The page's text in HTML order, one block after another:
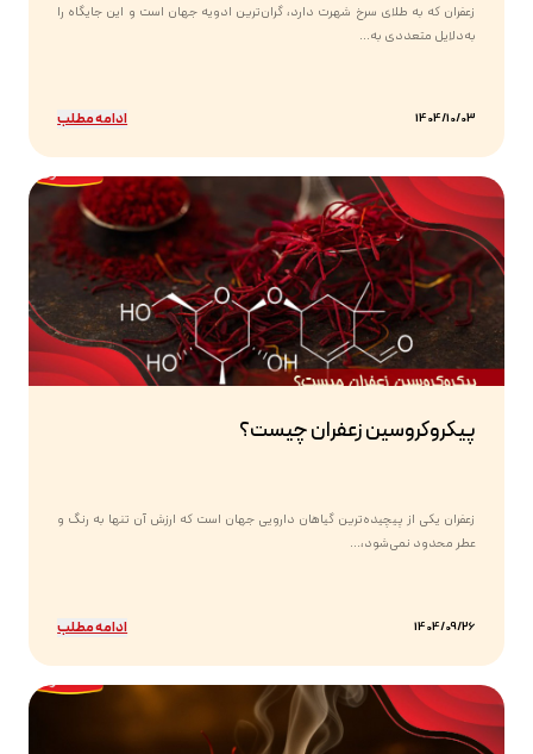
زعفران که به طلای سرخ شهرت دارد، گران‌ترین ادویه جهان است و این جایگاه را
به‌دلایل متعددی به...
1404/10/03 ادامه مطلب
پیکروکروسین زعفران چیست؟
زعفران یکی از پیچیده‌ترین گیاهان دارویی جهان است که ارزش آن تنها به رنگ و
عطر محدود نمی‌شود،...
1404/09/26 ادامه مطلب